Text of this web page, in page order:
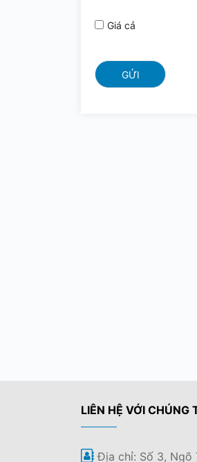
Giá cả
LIÊN HỆ VỚI CHÚNG
Địa chỉ: Số 3, Ngõ